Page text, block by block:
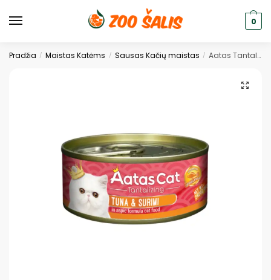
0
Pradžia / Maistas Katėms / Sausas Kačių maistas / Aatas Tantalizing Tuna&Surimi konservas katėms 80g